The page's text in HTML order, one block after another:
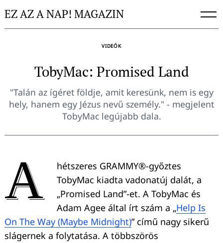
toEZ AZ A NAP! MAGAZIN
VIDEÓK
TobyMac: Promised Land
"Talán az ígéret földje, amit keresünk, nem is egy
hely, hanem egy Jézus nevű személy." - megjelent
TobyMac legújabb dala.
A
hétszeres GRAMMY®-győztes
TobyMac kiadta vadonatúj dalát, a
„Promised Land”-et. A TobyMac és
Adam Agee által írt szám a „Help Is
On The Way (Maybe Midnight)” című nagy sikerű
slágernek a folytatása. A többszörös